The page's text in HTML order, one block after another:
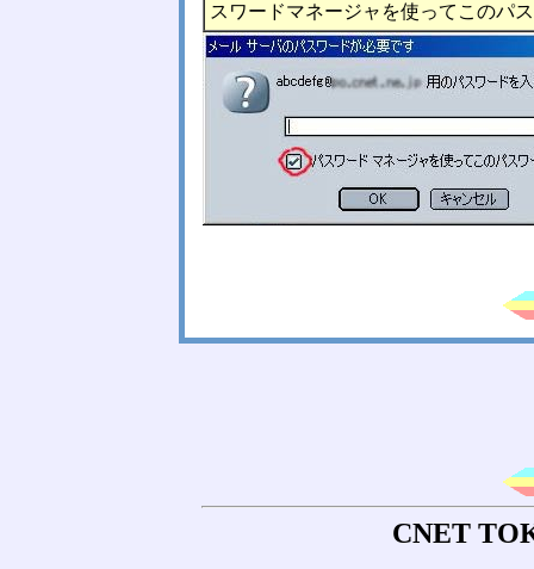
スワードマネージャを使ってこのパ
CNET